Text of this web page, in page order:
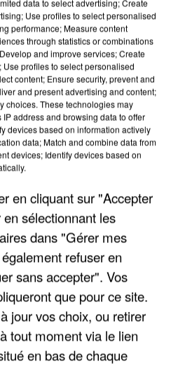
par une coulée de
à cinq kilomètres de là.
de la DZ Mafia
mené ses opérations en
Use profiles to select personalised
performance; Measure content
through statistics or combinations
and improve services; Create
profiles to select personalised
content; Ensure security, prevent and
and present advertising and content;
choices. These technologies may
address and browsing data to offer
devices based on information actively
data; Match and combine data from
devices; Identify devices based on
en cliquant sur "Accepter
sélectionnant les
dans "Gérer mes
refuser en
sans accepter". Vos
que pour ce site.
jour vos choix, ou retirer
tout moment via le lien
en bas de chaque